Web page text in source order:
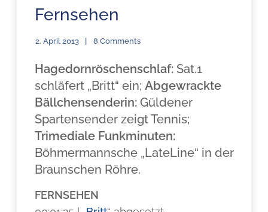
Fernsehen
2. April 2013 8 Comments
Hagedornröschenschlaf: Sat.1
schläfert „Britt“ ein;Abgewrackte
Bällchensenderin: Güldener
Spartensender zeigt Tennis;
Trimediale Funkminuten:
Böhmermannsche „LateLine“ in der
Braunschen Röhre.
FERNSEHEN